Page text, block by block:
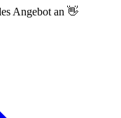
Angebot an 👋